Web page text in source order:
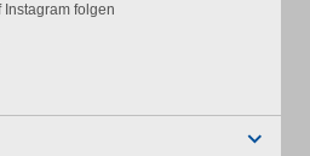
Instagram folgen